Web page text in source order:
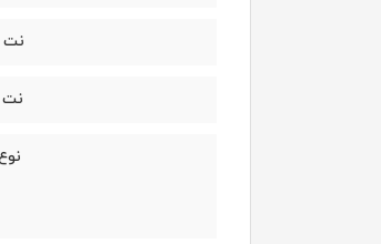
نت
نت